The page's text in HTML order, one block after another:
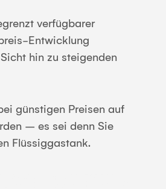
verfügbarer
Entwicklung
hin zu steigenden
günstigen Preisen auf
– es sei denn Sie
Flüssiggastank.